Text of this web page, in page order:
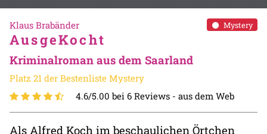
Mystery
Klaus Brabänder
AusgeKocht
Kriminalroman aus dem Saarland
Platz 21 der Bestenliste Mystery
4.6/5.00 bei 6 Reviews - aus dem Web
Als Alfred Koch im beschaulichen Örtchen